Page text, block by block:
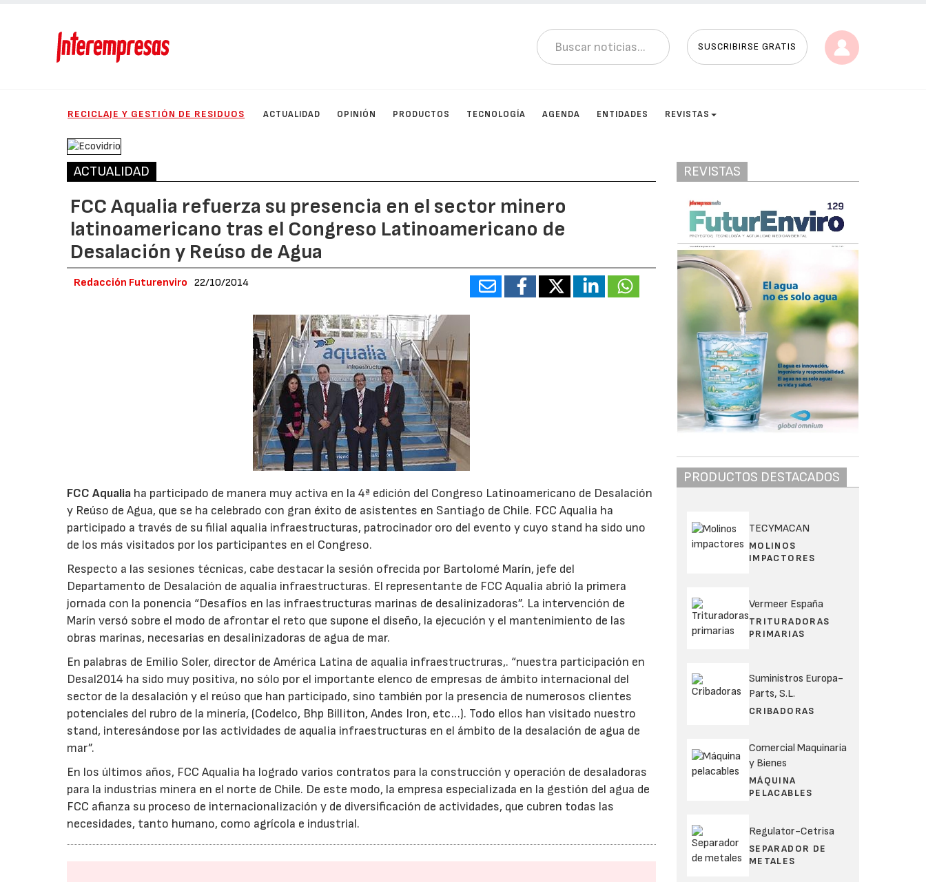
SUSCRIBIRSE GRATIS
RECICLAJE Y GESTIÓN DE RESIDUOS ACTUALIDAD OPINIÓN PRODUCTOS TECNOLOGÍA AGENDA ENTIDADES REVISTAS
ACTUALIDAD
FCC Aqualia refuerza su presencia en el sector minero
latinoamericano tras el Congreso Latinoamericano de
Desalación y Reúso de Agua
Redacción Futurenviro 22/10/2014
FCC Aqualia ha participado de manera muy activa en la 4ª edición del Congreso Latinoamericano de Desalación
y Reúso de Agua, que se ha celebrado con gran éxito de asistentes en Santiago de Chile. FCC Aqualia ha
participado a través de su filial aqualia infraestructuras, patrocinador oro del evento y cuyo stand ha sido uno
de los más visitados por los participantes en el Congreso.
Respecto a las sesiones técnicas, cabe destacar la sesión ofrecida por Bartolomé Marín, jefe del
Departamento de Desalación de aqualia infraestructuras. El representante de FCC Aqualia abrió la primera
jornada con la ponencia “Desafíos en las infraestructuras marinas de desalinizadoras”. La intervención de
Marín versó sobre el modo de afrontar el reto que supone el diseño, la ejecución y el mantenimiento de las
obras marinas, necesarias en desalinizadoras de agua de mar.
En palabras de Emilio Soler, director de América Latina de aqualia infraestructruras,. “nuestra participación en
Desal2014 ha sido muy positiva, no sólo por el importante elenco de empresas de ámbito internacional del
sector de la desalación y el reúso que han participado, sino también por la presencia de numerosos clientes
potenciales del rubro de la minería, (Codelco, Bhp Billiton, Andes Iron, etc…). Todo ellos han visitado nuestro
stand, interesándose por las actividades de aqualia infraestructuras en el ámbito de la desalación de agua de
mar”.
En los últimos años, FCC Aqualia ha logrado varios contratos para la construcción y operación de desaladoras
para la industrias minera en el norte de Chile. De este modo, la empresa especializada en la gestión del agua de
FCC afianza su proceso de internacionalización y de diversificación de actividades, que cubren todas las
necesidades, tanto humano, como agrícola e industrial.
REVISTAS
PRODUCTOS DESTACADOS
TECYMACAN
MOLINOS
IMPACTORES
Vermeer España
TRITURADORAS
PRIMARIAS
Suministros Europa-
Parts, S.L.
CRIBADORAS
Comercial Maquinaria
y Bienes
MÁQUINA
PELACABLES
Regulator-Cetrisa
SEPARADOR DE
METALES